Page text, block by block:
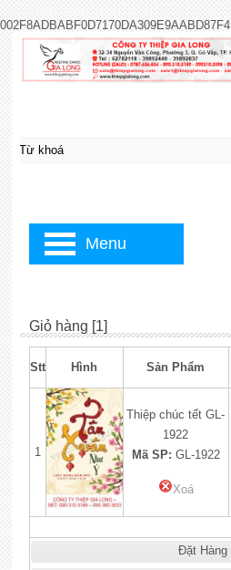
002F8ADBABF0D7170DA309E9AABD87F4
Giỏ hàng [1]
Stt Hình Sản Phẩm
1
Thiệp chúc tết GL-
1922
Mã SP: GL-1922
Xoá
Đặt Hàng
Menu